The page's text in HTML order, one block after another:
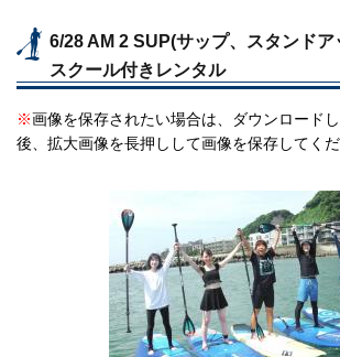
6/28 AM 2 SUP(サップ、スタンド
スクール付きレンタル
※画像を保存されたい場合は、ダウンロード
後、拡大画像を長押しして画像を保存してくだ